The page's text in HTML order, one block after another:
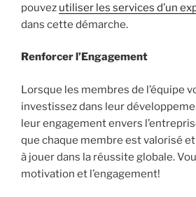
pouvez utiliser les services d’un
dans cette démarche.
Renforcer l’Engagement
Lorsque les membres de l’équipe
investissez dans leur
leur engagement envers
que chaque membre est valorisé
à jouer dans la réussite globale.
motivation et l’engagement!